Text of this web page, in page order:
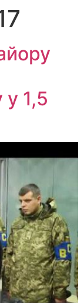
у 1,5